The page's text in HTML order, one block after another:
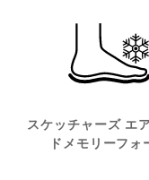
スケッチャーズ エ
ドメモリーフォ